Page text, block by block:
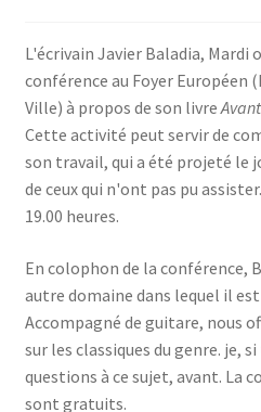
L'écrivain Javier Baladia, Mardi
conférence au Foyer Européen
Ville) à propos de son livre
Cette activité peut servir de
son travail, qui a été projeté le
de ceux qui n'ont pas pu
19.00 heures.
En colophon de la conférence,
autre domaine dans lequel il
Accompagné de guitare, nous
sur les classiques du genre. je,
questions à ce sujet, avant. La
sont gratuits.